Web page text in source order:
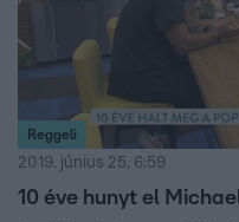
Reggeli
2019. június 25. 6:59
10 éve hunyt el